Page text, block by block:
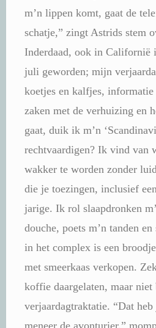
m’n lippen komt, gaat de
schatje,” zingt Astrids stem
Inderdaad, ook in Californië
juli geworden; mijn
koetjes en kalfjes, informatie
zaken met de verhuizing en
gaat, duik ik m’n
rechtvaardigen? Ik vind van
wakker te worden zonder
die je toezingen, inclusief
jarige. Ik rol slaapdronken
douche, poets m’n tanden
in het complex is een
met smeerkaas verkopen.
koffie daargelaten, maar niet
verjaardagtraktatie. “Dat
meneer de avonturier,”